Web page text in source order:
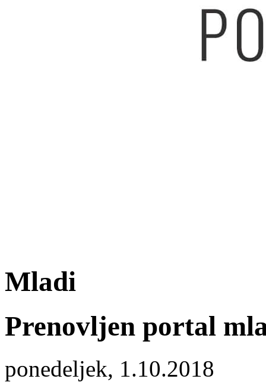
Mladi
Prenovljen portal
ponedeljek, 1.10.2018